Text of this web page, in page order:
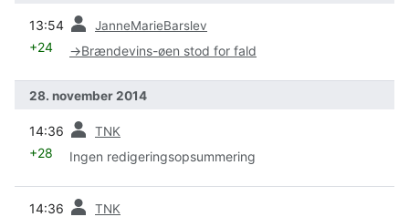
13:54 JanneMarieBarslev
+24 →Brændevins-øen stod for fald
28. november 2014
14:36 TNK
+28 Ingen redigeringsopsummering
14:36 TNK